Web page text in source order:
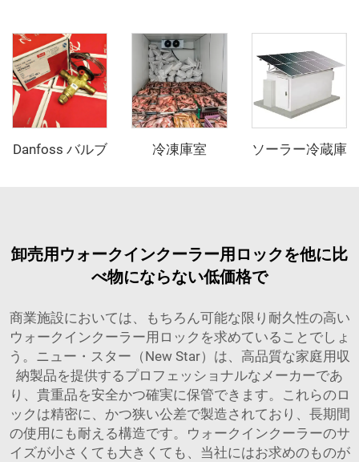
Danfoss バルブ 冷凍庫室 ソーラー冷蔵庫
卸売用ウォークインクーラー用ロックを他に比
べ物にならない低価格で
商業施設においては、もちろん可能な限り耐久性の高い
ウォークインクーラー用ロックを求めていることでしょ
う。ニュー・スター（New Star）は、高品質な家庭用収
納製品を提供するプロフェッショナルなメーカーであ
り、貴重品を安全かつ確実に保管できます。これらのロ
ックは精密に、かつ狭い公差で製造されており、長期間
の使用にも耐える構造です。ウォークインクーラーのサ
イズが小さくても大きくても、当社にはお求めのものが